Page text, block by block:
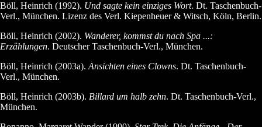
Böll, Heinrich (1992). Und sagte kein einziges Wort. Dt. Taschenbuch-
Verl., München. Lizenz des Verl. Kiepenheuer & Witsch, Köln, Berlin.
Böll, Heinrich (2002). Wanderer, kommst du nach Spa ...:
Erzählungen. Deutscher Taschenbuch-Verl., München.
Böll, Heinrich (2003a).Ansichten eines Clowns. Dt. Taschenbuch-
Verl., München.
Böll, Heinrich (2003b). Billard um halb zehn. Dt. Taschenbuch-Verl.,
München.